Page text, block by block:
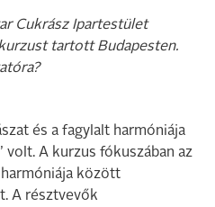
Cukrász Ipartestület
tartott Budapesten.
és a fagylalt harmóniája
A kurzus fókuszában az
között
A résztvevők